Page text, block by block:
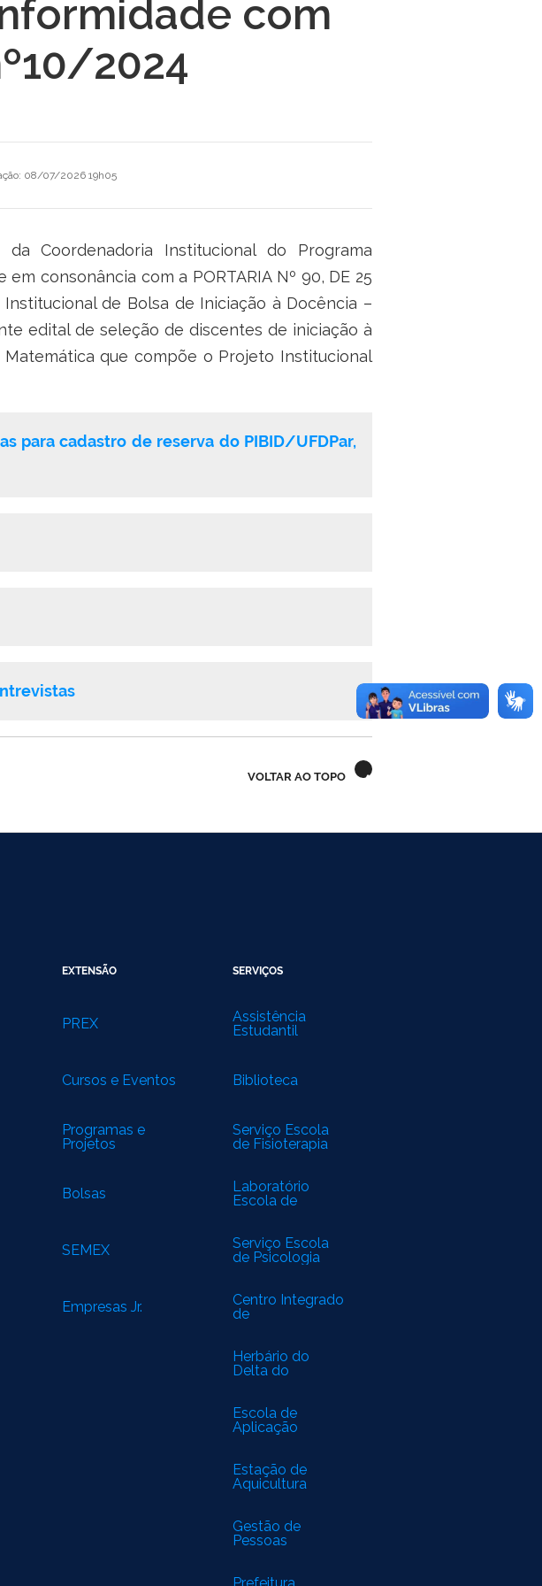
com
2024
: 08/07/2026 19h05
Coordenadoria Institucional do Programa
consonância com a PORTARIA Nº 90, DE 25
de Bolsa de Iniciação à Docência –
edital de seleção de discentes de iniciação à
que compõe o Projeto Institucional
para cadastro de reserva do PIBID/UFDPar,
VOLTAR AO TOPO
EXTENSÃO
PREX
Cursos e Eventos
Programas e
Projetos
Bolsas
SEMEX
Empresas Jr.
SERVIÇOS
Assistência
Estudantil
Biblioteca
Serviço Escola
de Fisioterapia
Laboratório
Escola de
Serviço Escola
de Psicologia
Centro Integrado
de
Herbário do
Delta do
Escola de
Aplicação
Estação de
Aquicultura
Gestão de
Pessoas